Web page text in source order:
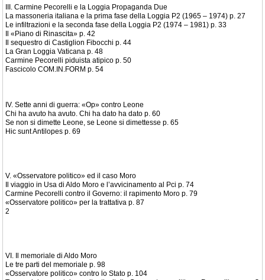
III. Carmine Pecorelli e la Loggia Propaganda Due
La massoneria italiana e la prima fase della Loggia P2 (1965 – 1974) p. 27
Le infiltrazioni e la seconda fase della Loggia P2 (1974 – 1981) p. 33
Il «Piano di Rinascita» p. 42
Il sequestro di Castiglion Fibocchi p. 44
La Gran Loggia Vaticana p. 48
Carmine Pecorelli piduista atipico p. 50
Fascicolo COM.IN.FORM p. 54
IV. Sette anni di guerra: «Op» contro Leone
Chi ha avuto ha avuto. Chi ha dato ha dato p. 60
Se non si dimette Leone, se Leone si dimettesse p. 65
Hic sunt Antilopes p. 69
V. «Osservatore politico» ed il caso Moro
Il viaggio in Usa di Aldo Moro e l’avvicinamento al Pci p. 74
Carmine Pecorelli contro il Governo: il rapimento Moro p. 79
«Osservatore politico» per la trattativa p. 87
2
VI. Il memoriale di Aldo Moro
Le tre parti del memoriale p. 98
«Osservatore politico» contro lo Stato p. 104